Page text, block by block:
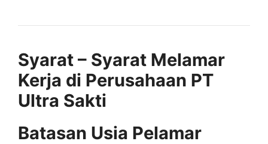
Syarat – Syarat Melamar
Kerja di Perusahaan PT
Ultra Sakti
Batasan Usia Pelamar